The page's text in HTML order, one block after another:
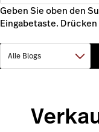
Geben Sie oben den
Eingabetaste.